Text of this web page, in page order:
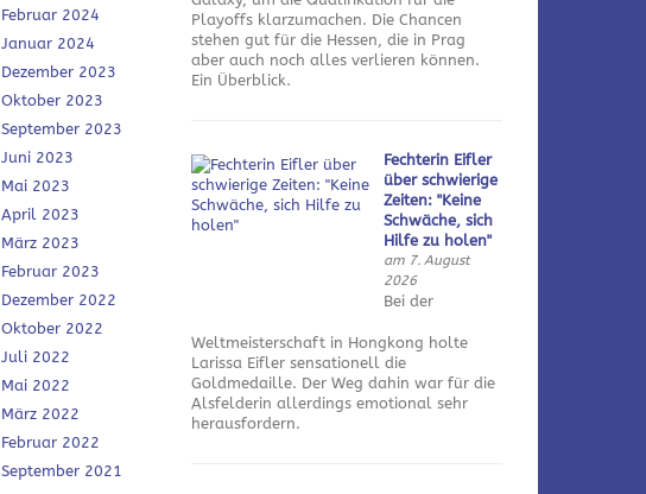
Februar 2024
Januar 2024
Dezember 2023
Oktober 2023
September 2023
Juni 2023
Mai 2023
April 2023
März 2023
Februar 2023
Dezember 2022
Oktober 2022
Juli 2022
Mai 2022
März 2022
Februar 2022
September 2021
Playoffs klarzumachen. Die Chancen
stehen gut für die Hessen, die in Prag
aber auch noch alles verlieren können.
Ein Überblick.
Fechterin Eifler
über schwierige
Zeiten: "Keine
Schwäche, sich
Hilfe zu holen"
am 7. August
2026
Bei der
Weltmeisterschaft in Hongkong holte
Larissa Eifler sensationell die
Goldmedaille. Der Weg dahin war für die
Alsfelderin allerdings emotional sehr
herausfordern.